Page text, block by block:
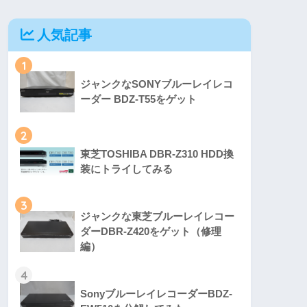
人気記事
1
ジャンクなSONYブルーレイレコ
ーダー BDZ-T55をゲット
2
東芝TOSHIBA DBR-Z310 HDD換
装にトライしてみる
3
ジャンクな東芝ブルーレイレコー
ダーDBR-Z420をゲット（修理
編）
4
SonyブルーレイレコーダーBDZ-